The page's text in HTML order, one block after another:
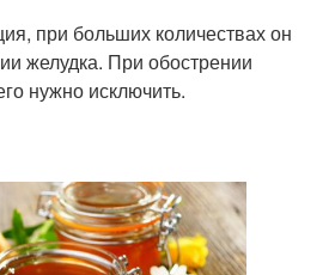
при больших количествах он
желудка. При обострении
нужно исключить.